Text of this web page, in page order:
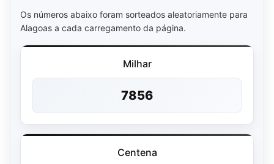
Os números abaixo foram sorteados aleatoriamente para
Alagoas a cada carregamento da página.
Milhar
7856
Centena